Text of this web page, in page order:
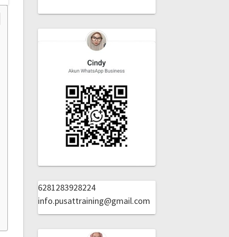
6281283928224
info.pusattraining@gmail.com